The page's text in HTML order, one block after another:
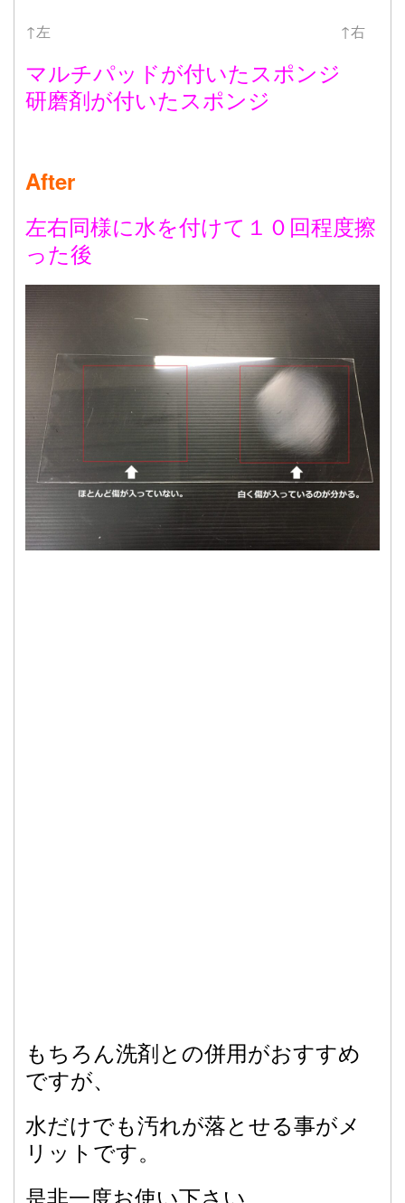
↑左 ↑右
マルチパッドが付いたスポンジ
研磨剤が付いたスポンジ
After
左右同様に水を付けて１０回程度擦
った後
もちろん洗剤との併用がおすすめ
ですが、
水だけでも汚れが落とせる事がメ
リットです。
是非一度お使い下さい。